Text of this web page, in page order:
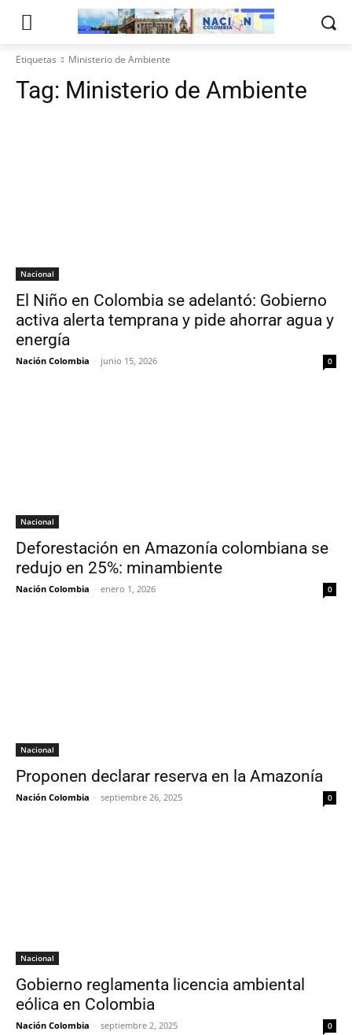
Etiquetas Ministerio de Ambiente
Tag: Ministerio de Ambiente
Nacional
El Niño en Colombia se adelantó: Gobierno
activa alerta temprana y pide ahorrar agua y
energía
Nación Colombia - junio 15, 2026 0
Nacional
Deforestación en Amazonía colombiana se
redujo en 25%: minambiente
Nación Colombia - enero 1, 2026 0
Nacional
Proponen declarar reserva en la Amazonía
Nación Colombia - septiembre 26, 2025 0
Nacional
Gobierno reglamenta licencia ambiental
eólica en Colombia
Nación Colombia - septiembre 2, 2025 0